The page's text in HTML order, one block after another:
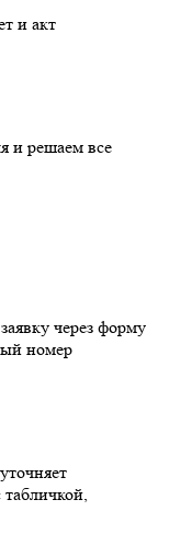
и акт
и решаем все
через форму
номер